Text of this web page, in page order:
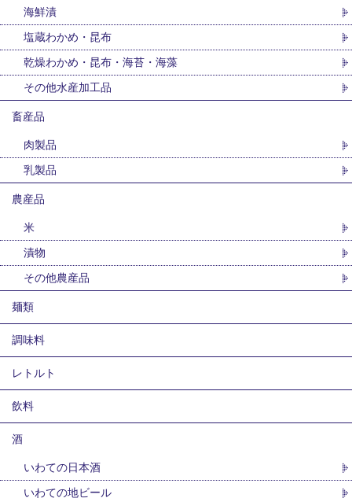
海鮮漬
塩蔵わかめ・昆布
乾燥わかめ・昆布・海苔・海藻
その他水産加工品
畜産品
肉製品
乳製品
農産品
米
漬物
その他農産品
麺類
調味料
レトルト
飲料
酒
いわての日本酒
いわての地ビール